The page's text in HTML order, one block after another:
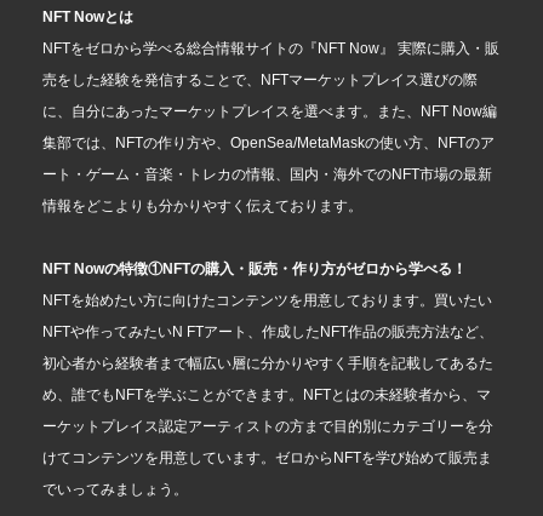
NFT Nowとは
NFTをゼロから学べる総合情報サイトの『NFT Now』 実際に購入・販
売をした経験を発信することで、NFTマーケットプレイス選びの際
に、自分にあったマーケットプレイスを選べます。また、NFT Now編
集部では、NFTの作り方や、OpenSea/MetaMaskの使い方、NFTのア
ート・ゲーム・音楽・トレカの情報、国内・海外でのNFT市場の最新
情報をどこよりも分かりやすく伝えております。
NFT Nowの特徴①NFTの購入・販売・作り方がゼロから学べる！
NFTを始めたい方に向けたコンテンツを用意しております。買いたい
NFTや作ってみたいN FTアート、作成したNFT作品の販売方法など、
初心者から経験者まで幅広い層に分かりやすく手順を記載してあるた
め、誰でもNFTを学ぶことができます。NFTとはの未経験者から、マ
ーケットプレイス認定アーティストの方まで目的別にカテゴリーを分
けてコンテンツを用意しています。ゼロからNFTを学び始めて販売ま
でいってみましょう。